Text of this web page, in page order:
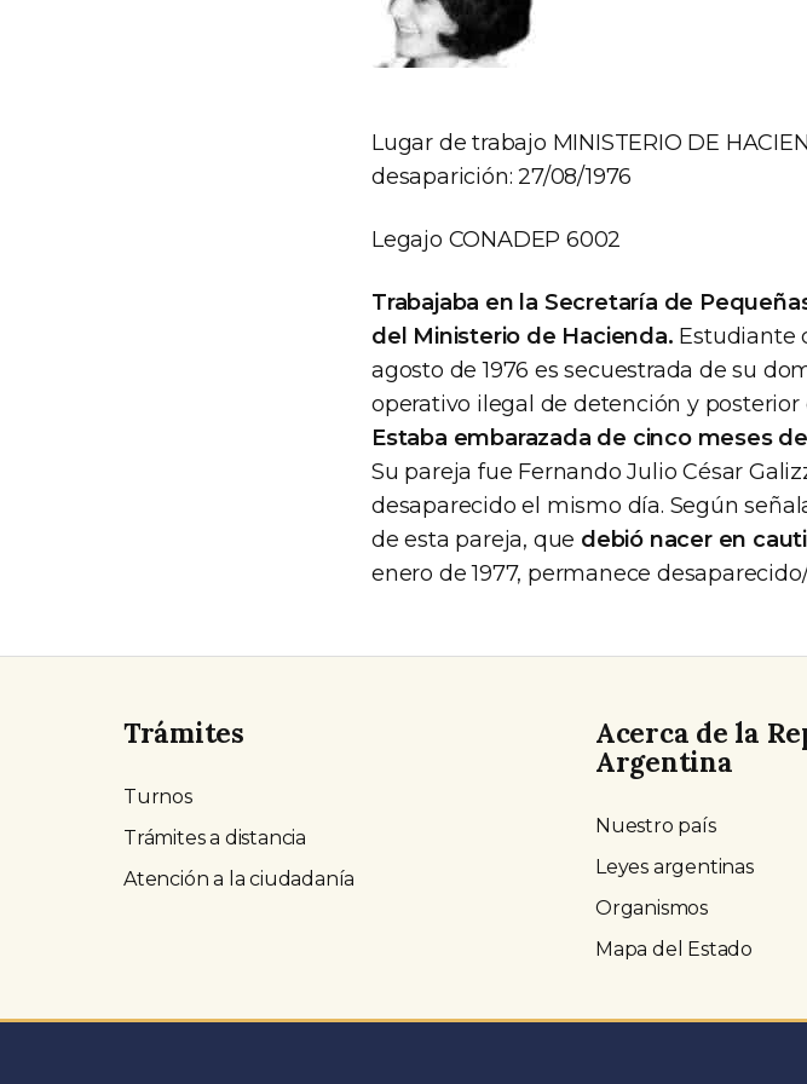
Lugar de trabajo MINISTERIO DE
desaparición: 27/08/1976
Legajo CONADEP 6002
Trabajaba en la Secretaría de
del Ministerio de Hacienda. Estudiante
agosto de 1976 es secuestrada de su
operativo ilegal de detención y posterior
Estaba embarazada de cinco meses
Su pareja fue Fernando Julio César
desaparecido el mismo día. Según
de esta pareja, que debió nacer en
enero de 1977, permanece
Trámites
Turnos
Trámites a distancia
Atención a la ciudadanía
Acerca de la
Argentina
Nuestro país
Leyes argentinas
Organismos
Mapa del Estado